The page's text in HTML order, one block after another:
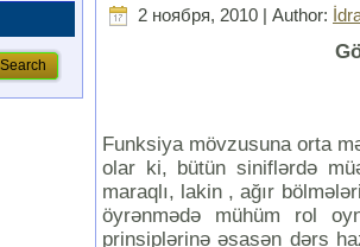
2 ноября, 2010 | Author:
Funksiya mövzusuna orta
olar ki, bütün siniflərdə
maraqlı, lakin , ağır
öyrənmədə mühüm rol
prinsiplərinə əsasən dərs